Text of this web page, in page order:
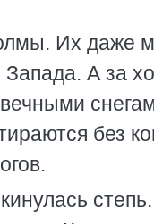
Их даже
Запада. А за
без